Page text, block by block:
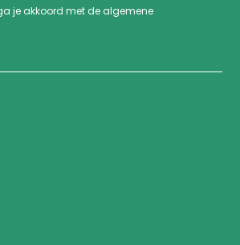
je akkoord met de algemene